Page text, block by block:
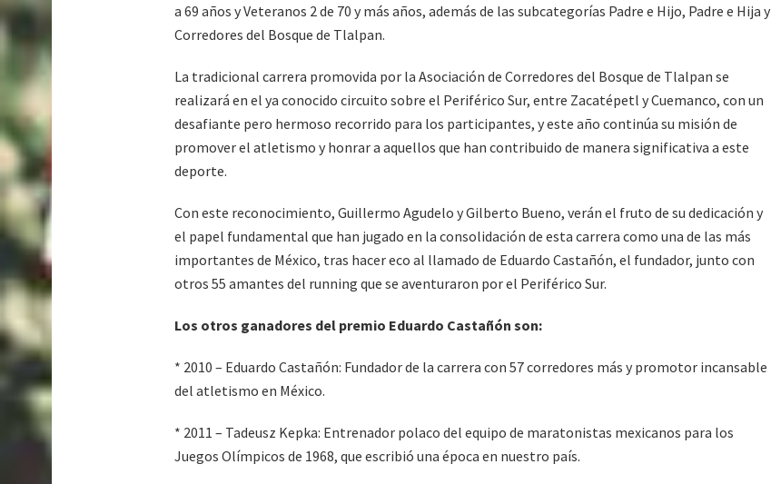
a 69 años y Veteranos 2 de 70 y más años, además de las subcategorías Padre e Hijo, Padre e Hija y
Corredores del Bosque de Tlalpan.
La tradicional carrera promovida por la Asociación de Corredores del Bosque de Tlalpan se
realizará en el ya conocido circuito sobre el Periférico Sur, entre Zacatépetl y Cuemanco, con un
desafiante pero hermoso recorrido para los participantes, y este año continúa su misión de
promover el atletismo y honrar a aquellos que han contribuido de manera significativa a este
deporte.
Con este reconocimiento, Guillermo Agudelo y Gilberto Bueno, verán el fruto de su dedicación y
el papel fundamental que han jugado en la consolidación de esta carrera como una de las más
importantes de México, tras hacer eco al llamado de Eduardo Castañón, el fundador, junto con
otros 55 amantes del running que se aventuraron por el Periférico Sur.
Los otros ganadores del premio Eduardo Castañón son:
* 2010 – Eduardo Castañón: Fundador de la carrera con 57 corredores más y promotor incansable
del atletismo en México.
* 2011 – Tadeusz Kepka: Entrenador polaco del equipo de maratonistas mexicanos para los
Juegos Olímpicos de 1968, que escribió una época en nuestro país.